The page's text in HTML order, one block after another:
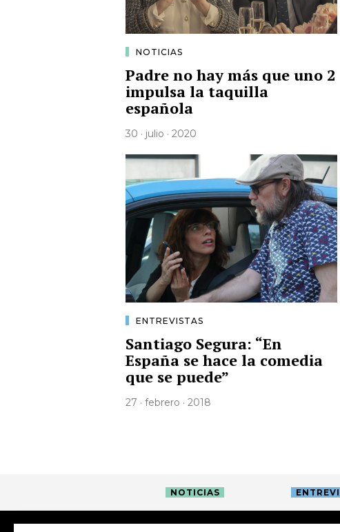
NOTICIAS
Padre no hay más que uno 2
impulsa la taquilla
española
30 · julio · 2020
ENTREVISTAS
Santiago Segura: “En
España se hace la comedia
que se puede”
27 · febrero · 2018
NOTICIAS